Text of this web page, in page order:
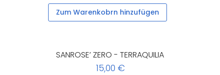
Zum Warenkobrn hinzufügen
SANROSE’ ZERO - TERRAQUILIA
15,00 €